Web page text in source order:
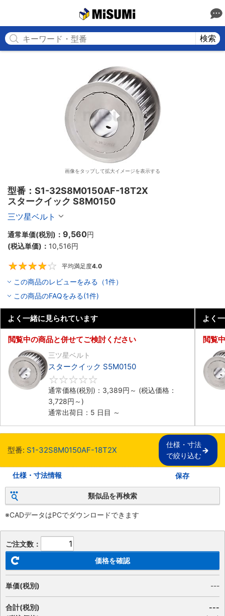
検索
画像をタップして拡大イメージを表示する
型番：S1-32S8M0150AF-18T2X
スタークイック S8M0150
三ツ星ベルト
通常単価(税別)： 9,560円
(税込単価)： 10,516円
平均満足度4.0
この商品のレビューをみる（1件）
この商品のFAQをみる(1件)
よく一緒に見られています
閲覧中の商品と併せてご検討ください
三ツ星ベルト
スタークイック S5M0150
通常価格(税別)： 3,389円 ～ (税込価格：
3,728円 ～)
通常出荷日：5 日目 ～
よく
閲覧
型番: S1-32S8M0150AF-18T2X
仕様・寸法
で絞り込む
仕様・寸法情報 保存
類似品を再検索
※CADデータはPCでダウンロードできます
ご注文数：
価格を確認
単価(税別) ---
合計(税別)
---